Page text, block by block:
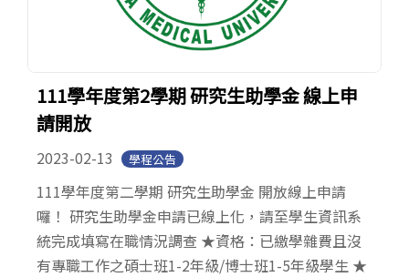
111學年度第2學期 研究生助學金 線上申
請開放
2023-02-13 學程公告
111學年度第二學期 研究生助學金 開放線上申請
囉！ 研究生助學金申請已線上化，請至學生資訊系
統完成填寫在職情況調查 ★資格：已繳學雜費且沒
有專職工作之碩士班1-2年級/博士班1-5年級學生 ★